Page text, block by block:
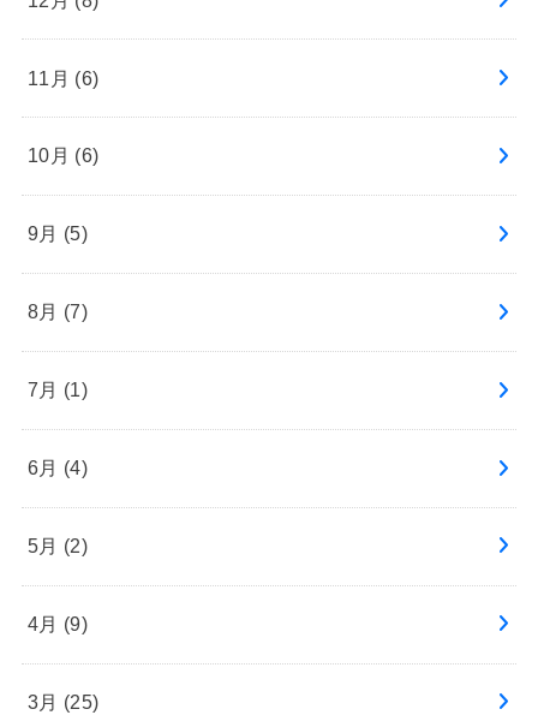
11月 (6)
10月 (6)
9月 (5)
8月 (7)
7月 (1)
6月 (4)
5月 (2)
4月 (9)
3月 (25)